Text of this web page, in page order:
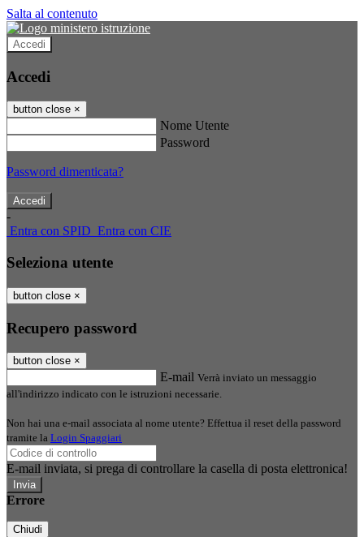
Salta al contenuto
Accedi
Accedi
button close ×
Nome Utente
Password
Password dimenticata?
-
Entra con SPID Entra con CIE
Seleziona utente
button close ×
Recupero password
button close ×
E-mail Verrà inviato un messaggio
all'indirizzo indicato con le istruzioni necessarie.
Non hai una e-mail associata al nome utente? Effettua il reset della password
tramite la Login Spaggiari
E-mail inviata, si prega di controllare la casella di posta elettronica!
Errore
Chiudi